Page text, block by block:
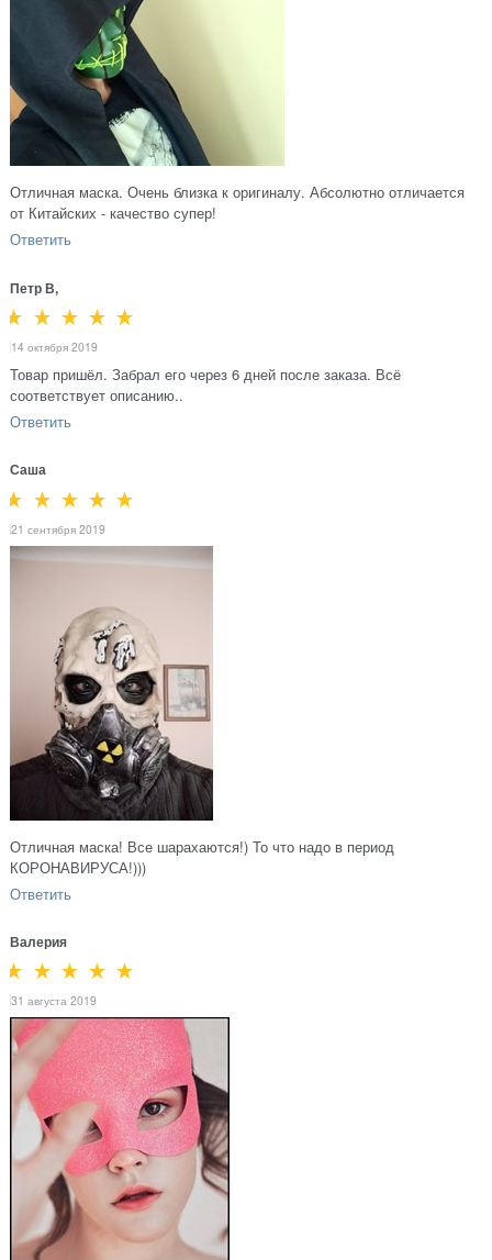
Отличная маска. Очень близка к оригиналу. Абсолютно отличается
от Китайских - качество супер!
Ответить
Петр В,
14 октября 2019
Товар пришёл. Забрал его через 6 дней после заказа. Всё
соответствует описанию..
Ответить
Саша
21 сентября 2019
Отличная маска! Все шарахаются!) То что надо в период
КОРОНАВИРУСА!)))
Ответить
Валерия
31 августа 2019